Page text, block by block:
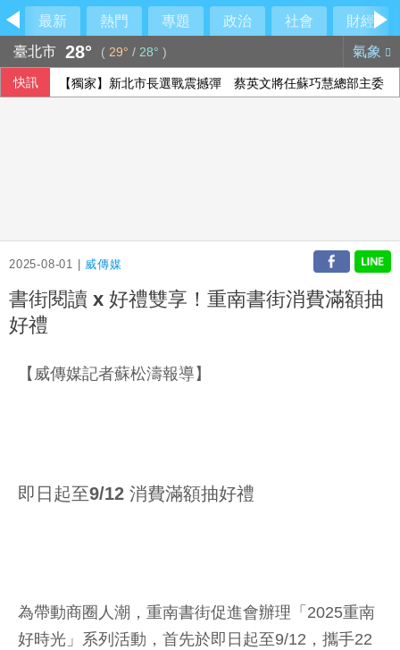
最新 熱門 專題 政治 社會
財經
臺北市 28° ( 29° / 28° ) 氣象
快訊 【獨家】新北市長選戰震撼彈 蔡英文將任蘇巧慧總部主委
2025-08-01 | 威傳媒
書街閱讀 x 好禮雙享！重南書街消費滿額抽
好禮
【威傳媒記者蘇松濤報導】
即日起至9/12 消費滿額抽好禮
為帶動商圈人潮，重南書街促進會辦理「2025重南
好時光」系列活動，首先於即日起至9/12，攜手22